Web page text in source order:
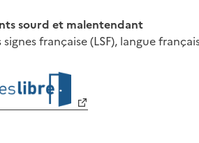
sourd et malentendant
signes française (LSF), langue